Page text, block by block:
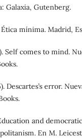
Galaxia, Gutenberg.
mínima. Madrid,
Self comes to mind.
Descartes’s error.
and
En M.